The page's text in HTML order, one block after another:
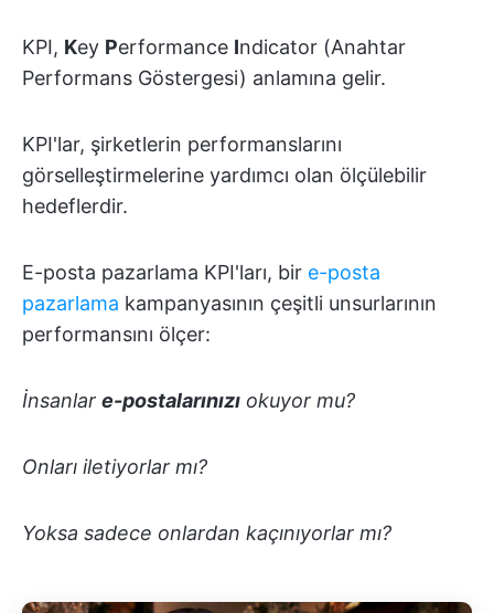
KPI, Key Performance Indicator (Anahtar
Performans Göstergesi) anlamına gelir.
KPI'lar, şirketlerin performanslarını
görselleştirmelerine yardımcı olan ölçülebilir
hedeflerdir.
E-posta pazarlama KPI'ları, bir e-posta
pazarlama kampanyasının çeşitli unsurlarının
performansını ölçer:
İnsanlar e-postalarınızı okuyor mu?
Onları iletiyorlar mı?
Yoksa sadece onlardan kaçınıyorlar mı?